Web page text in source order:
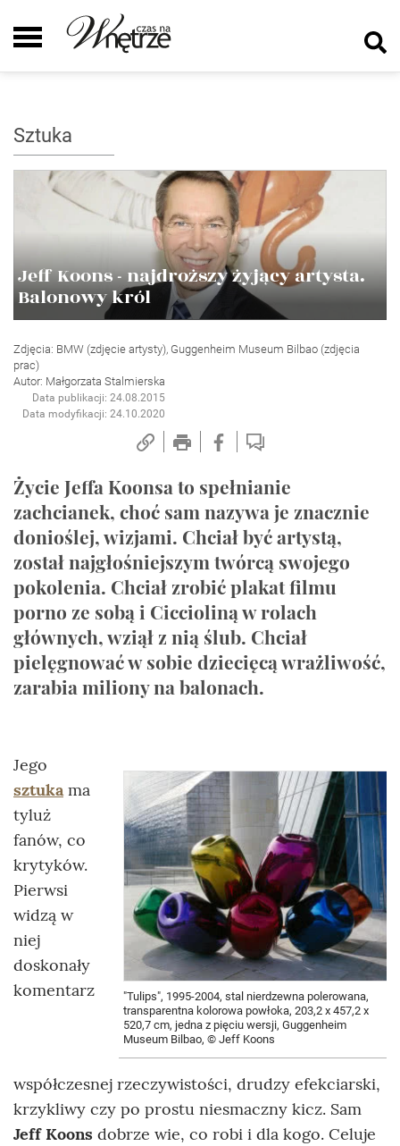
Sztuka
Jeff Koons - najdroższy żyjący artysta.
Balonowy król
Zdjęcia: BMW (zdjęcie artysty), Guggenheim Museum Bilbao (zdjęcia
prac)
Autor: Małgorzata Stalmierska
Data publikacji: 24.08.2015
Data modyfikacji: 24.10.2020
Życie Jeffa Koonsa to spełnianie
zachcianek, choć sam nazywa je znacznie
donioślej, wizjami. Chciał być artystą,
został najgłośniejszym twórcą swojego
pokolenia. Chciał zrobić plakat filmu
porno ze sobą i Ciccioliną w rolach
głównych, wziął z nią ślub. Chciał
pielęgnować w sobie dziecięcą wrażliwość,
zarabia miliony na balonach.
"Tulips", 1995-2004, stal nierdzewna polerowana,
transparentna kolorowa powłoka, 203,2 x 457,2 x
520,7 cm, jedna z pięciu wersji, Guggenheim
Museum Bilbao, © Jeff Koons
Jego
sztukama
tyluż
fanów, co
krytyków.
Pierwsi
widzą w
niej
doskonały
komentarz
współczesnej rzeczywistości, drudzy efekciarski,
krzykliwy czy po prostu niesmaczny kicz. Sam
Jeff Koons dobrze wie, co robi i dla kogo. Celuje